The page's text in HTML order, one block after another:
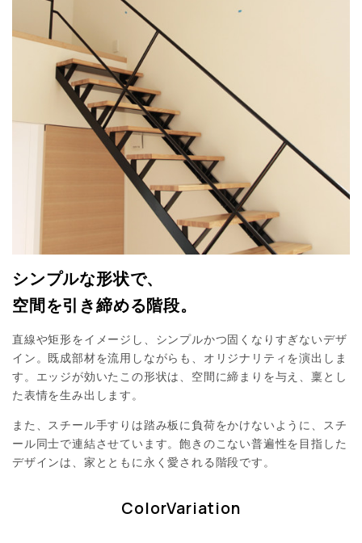
シンプルな形状で、
空間を引き締める階段。
直線や矩形をイメージし、シンプルかつ固くなりすぎないデザ
イン。既成部材を流用しながらも、オリジナリティを演出しま
す。エッジが効いたこの形状は、空間に締まりを与え、稟とし
た表情を生み出します。
また、スチール手すりは踏み板に負荷をかけないように、スチ
ール同士で連結させています。飽きのこない普遍性を目指した
デザインは、家とともに永く愛される階段です。
ColorVariation